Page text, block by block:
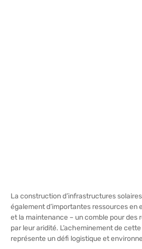
La construction d’infrastructures
également d’importantes ressources en
et la maintenance – un comble pour des
par leur aridité. L’acheminement de
représente un défi logistique et